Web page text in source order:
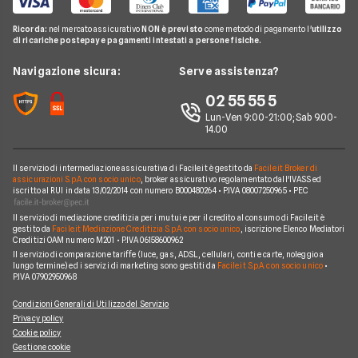
Noleggio Lungo Termine
News
Contatti
Miglior Fornitore Energia Elettrica
Miglior Fornitore Gas
Gas Natural
A2A
Edison
Iren
Optima
Sorgenia
Fornitori Energetici
Domande Luce e Gas
Glossario Gas e Luce
Notizie Luce e Gas
Argomenti in evidenza Gas e Luce
Ricorda: nel mercato assicurativo NON è previsto come metodo di pagamento l'utilizzo
di ricariche postepay e pagamenti intestati a persone fisiche.
Navigazione sicura: Serve assistenza?
02 55 55 5
Lun-Ven 9:00-21:00; Sab 9.00-
14.00
Il servizio di intermediazione assicurativa di Facile.it è gestito da Facile.it Broker di
assicurazioni S.p.A. con socio unico, broker assicurativo regolamentato dall'IVASS ed
iscritto al RUI in data 13/02/2014 con numero B000480264 • P.IVA 08007250965 • PEC
Il servizio di mediazione creditizia per i mutui e per il credito al consumo di Facile.it è
gestito da Facile.it Mediazione Creditizia S.p.A. con socio unico , iscrizione Elenco Mediatori
Creditizi OAM numero M201 • P.IVA 06158600962
Il servizio di comparazione tariffe (luce, gas, ADSL, cellulari, conti e carte, noleggio a
lungo termine) ed i servizi di marketing sono gestiti da Facile.it S.p.A. con socio unico•
P.IVA 07902950968
Condizioni Generali di Utilizzo del Servizio
Privacy policy
Cookie policy
Gestione cookie